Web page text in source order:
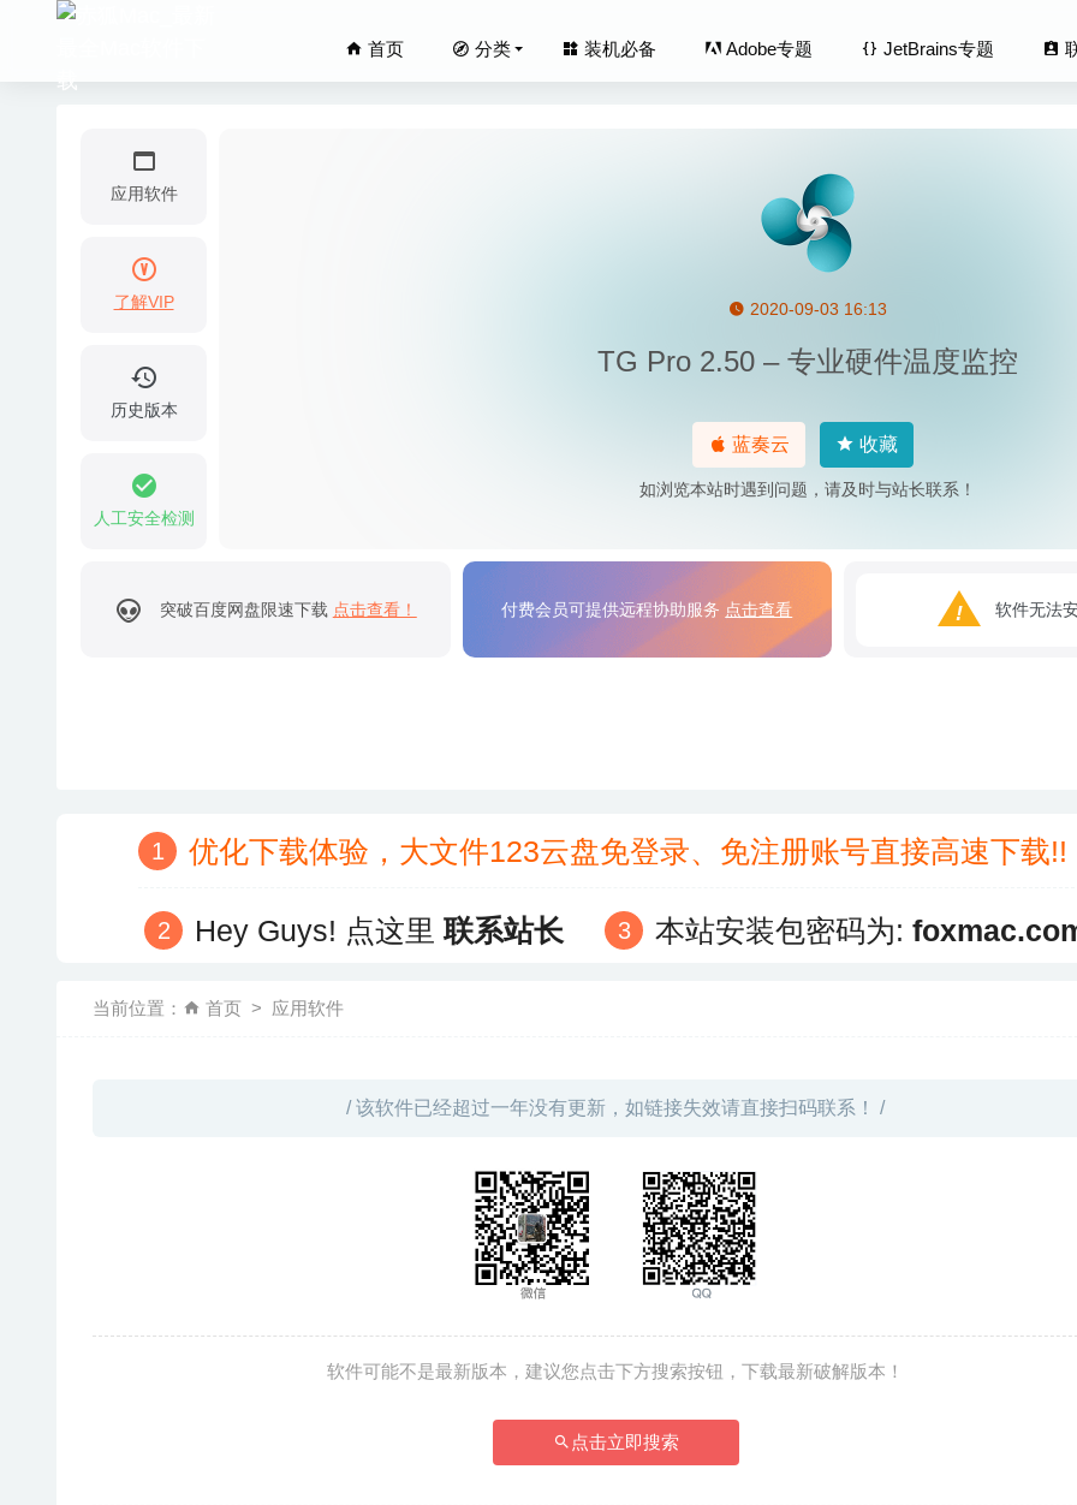
首页 分类 装机必备 Adobe专题 JetBrains专题
应用软件
了解VIP
历史版本
人工安全检测
2020-09-03 16:13
TG Pro 2.50 – 专业硬件温度监控
蓝奏云 收藏
如浏览本站时遇到问题，请及时与站长联系！
突破百度网盘限速下载 点击查看！ 付费会员可提供远程协助服务 点击查看 软件无法
优化下载体验，大文件123云盘免登录、免注册账号直接高速下
Hey Guys! 点这里联系站长 本站安装包密码为:
当前位置： 首页 应用软件
/ 该软件已经超过一年没有更新，如链接失效请直接扫码联系！ /
软件可能不是最新版本，建议您点击下方搜索按钮，下载最新破解版本！
点击立即搜索
RH Timer 3.3 中文版 – 简单易用的定时器软件 2025-05-06
Resume Templates – Design 3.2.4 – 精美的Pages简历模版应用
4K Video Downloader 4.12.4 中文版-YouTube、Vimeo视频下载工具